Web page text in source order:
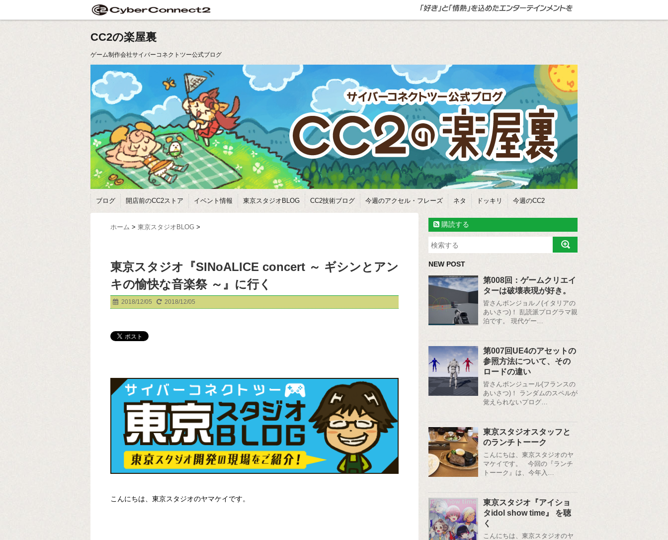
CC2の楽屋裏
ゲーム制作会社サイバーコネクトツー公式ブログ
ブログ 開店前のCC2ストア イベント情報 東京スタジオBLOG CC2技術ブログ 今週のアクセル・フレーズ ネタ ドッキリ 今週のCC2
ホーム > 東京スタジオBLOG >
東京スタジオ『SINoALICE concert ～ ギシンとアン
キの愉快な音楽祭 ～』に行く
2018/12/05 2018/12/05
こんにちは、東京スタジオのヤマケイです。
購読する
NEW POST
第008回：ゲームクリエイ
ターは破壊表現が好き。
皆さんボンジョルノ(イタリアの
あいさつ)！ 乱読派プログラマ親
泊です。 現代ゲー…
第007回UE4のアセットの
参照方法について、その
ロードの違い
皆さんボンジュール(フランスの
あいさつ)！ ランダムのスペルが
覚えられないプログ…
東京スタジオスタッフと
のランチトーーク
こんにちは、東京スタジオのヤ
マケイです。 今回の『ランチ
トーーク』は、今年入…
東京スタジオ『アイショ
タidol show time』 を聴
く
こんにちは、東京スタジオのヤ